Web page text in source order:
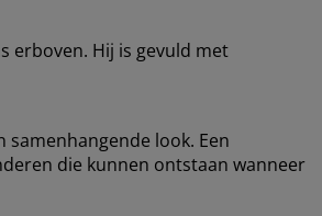
erboven. Hij is gevuld met
look. Een
die kunnen ontstaan wanneer